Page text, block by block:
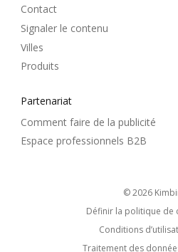
Contact
Signaler le contenu
Villes
Produits
Partenariat
Comment faire de la publicité
Espace professionnels B2B
© 2026
Définir la politique de
Conditions
Traitement des